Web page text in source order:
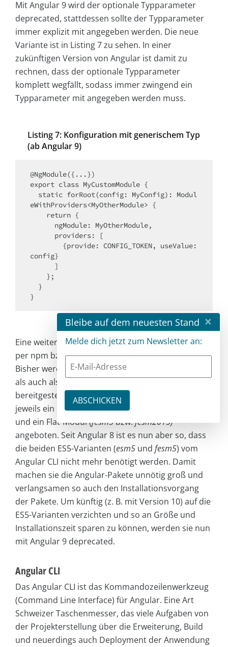
Mit Angular 9 wird der optionale Typparameter
deprecated, stattdessen sollte der Typparameter
immer explizit mit angegeben werden. Die neue
Variante ist in Listing 7 zu sehen. In einer
zukünftigen Version von Angular ist damit zu
rechnen, dass der optionale Typparameter
komplett wegfällt, sodass immer zwingend ein
Typparameter mit angegeben werden muss.
Listing 7: Konfiguration mit generischem Typ
(ab Angular 9)
@NgModule({...})
export class MyCustomModule {
eWithProviders<MyOtherModule> {
config}
}
Eine weitere Deprecation betrifft die Struktur der
per npm bzw. Yarn installierten Angular-Pakete.
Bisher werden alle Angular-Pakete sowohl als ES5-
als auch als ES2015-kompatible Module
bereitgestellt. Für beide Varianten wird ferner
jeweils ein Standardmodul (esm5
und ein Flat-Modul (fesm5bzw.fesm2015)
angeboten. Seit Angular 8 ist es nun aber so, dass
die beiden ES5-Varianten (esm5 und fesm5) vom
Angular CLI nicht mehr benötigt werden. Damit
machen sie die Angular-Pakete unnötig groß und
verlangsamen so auch den Installationsvorgang
der Pakete. Um künftig (z. B. mit Version 10) auf die
ES5-Varianten verzichten und so an Größe und
Installationszeit sparen zu können, werden sie nun
mit Angular 9 deprecated.
Angular CLI
Das Angular CLI ist das Kommandozeilenwerkzeug
(Command Line Interface) für Angular. Eine Art
Schweizer Taschenmesser, das viele Aufgaben von
der Projekterstellung über die Erweiterung, Build
und neuerdings auch Deployment der Anwendung
Bleibe auf dem neuesten Stand ×
Melde dich jetzt zum Newsletter an: